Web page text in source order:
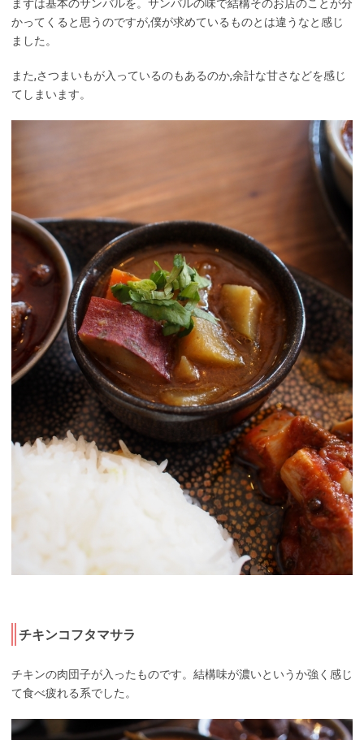
まずは基本のサンバルを。サンバルの味で結構そのお店のことが分
かってくると思うのですが,僕が求めているものとは違うなと感じ
ました。
また,さつまいもが入っているのもあるのか,余計な甘さなどを感じ
てしまいます。
チキンコフタマサラ
チキンの肉団子が入ったものです。結構味が濃いというか強く感じ
て食べ疲れる系でした。